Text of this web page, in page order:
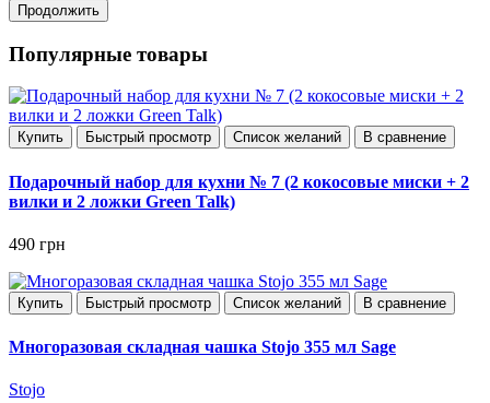
Продолжить
Популярные товары
Купить Быстрый просмотр Список желаний В сравнение
Подарочный набор для кухни № 7 (2 кокосовые миски + 2
вилки и 2 ложки Green Talk)
490 грн
Купить Быстрый просмотр Список желаний В сравнение
Многоразовая складная чашка Stojo 355 мл Sage
Stojo